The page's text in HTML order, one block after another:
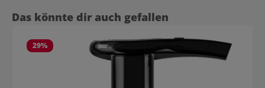
Produktgalerie überspringen
Das könnte dir auch gefallen
29%